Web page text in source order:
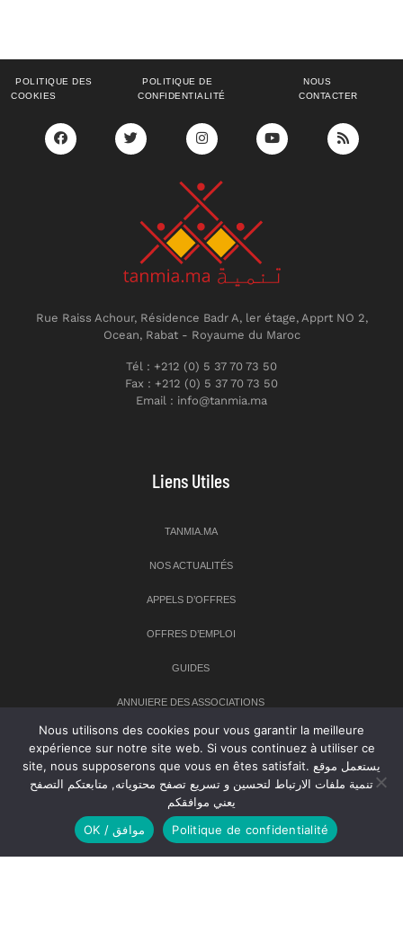
POLITIQUE DES
COOKIES
POLITIQUE DE
CONFIDENTIALITÉ
NOUS
CONTACTER
Rue Raiss Achour, Résidence Badr A, ler étage, Apprt NO 2,
Ocean, Rabat - Royaume du Maroc
Tél : +212 (0) 5 37 70 73 50
Fax : +212 (0) 5 37 70 73 50
Email : info@tanmia.ma
Liens Utiles
TANMIA.MA
NOS ACTUALITÉS
APPELS D’OFFRES
OFFRES D’EMPLOI
GUIDES
ANNUIERE DES ASSOCIATIONS
Newsletter
Inscrivez-vous à notre newsletter pour recevoir les dernières
nouvelles sur TANMIA
Nous utilisons des cookies pour vous garantir la meilleure
expérience sur notre site web. Si vous continuez à utiliser ce
site, nous supposerons que vous en êtes satisfait. يستعمل موقع
تنمية ملفات الارتباط لتحسين و تسريع تصفح محتوياته, متابعتكم التصفح
يعني موافقكم
OK / موافق
Politique de confidentialité